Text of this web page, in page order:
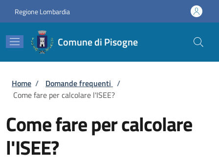
Regione Lombardia
Comune di Pisogne
Briciole di pane
Home / Domande frequenti /
Come fare per calcolare l'ISEE?
Come fare per calcolare
l'ISEE?